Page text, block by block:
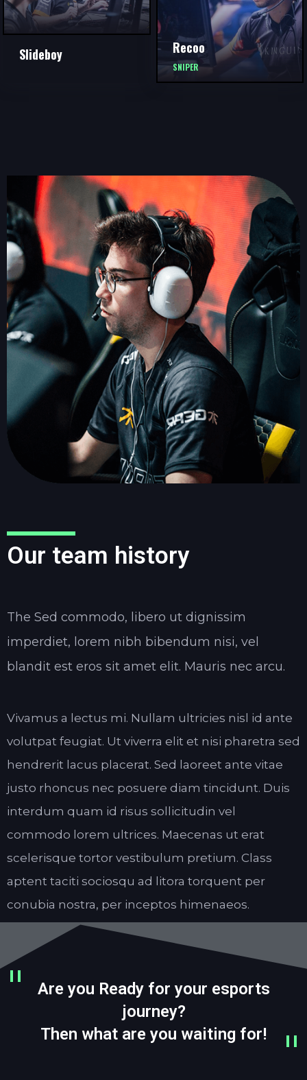
Slideboy Recoo
SNIPER
Our team history
The Sed commodo, libero ut dignissim
imperdiet, lorem nibh bibendum nisi, vel
blandit est eros sit amet elit. Mauris nec arcu.
Vivamus a lectus mi. Nullam ultricies nisl id ante
volutpat feugiat. Ut viverra elit et nisi pharetra sed
hendrerit lacus placerat. Sed laoreet ante vitae
justo rhoncus nec posuere diam tincidunt. Duis
interdum quam id risus sollicitudin vel
commodo lorem ultrices. Maecenas ut erat
scelerisque tortor vestibulum pretium. Class
aptent taciti sociosqu ad litora torquent per
conubia nostra, per inceptos himenaeos.
Are you Ready for your esports
journey?
Then what are you waiting for!